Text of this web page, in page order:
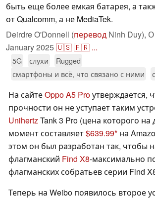
быть еще более емкая батарея, а
от Qualcomm, а не MediaTek.
Deirdre O'Donnell (перевод Ninh Duy),
January 2025🇺🇸🇫🇷 ...
5G слухи
Rugged
смартфоны и всё, что связано с ними
На сайтеOppo A5 Proутверждается,
прочности он не уступает таким
UnihertzTank 3 Pro (цена которого на
момент составляет$639.99 на
этом он был разработан так, чтобы
флагманский Find X8-максимально
флагманских собратьев серии Find
Теперь на Weibo появилось второе